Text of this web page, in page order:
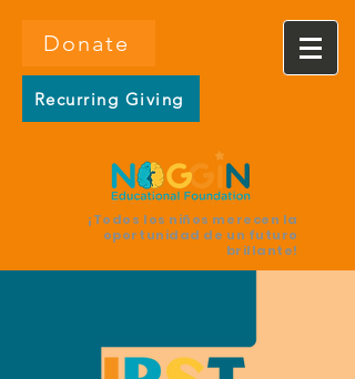
Donate
Recurring Giving
¡Todos los niños merecen la
oportunidad de un futuro
brillante!